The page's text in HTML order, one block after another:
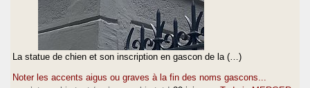
La statue de chien et son inscription en gascon de la (…)
Noter les accents aigus ou graves à la fin des noms gascons...